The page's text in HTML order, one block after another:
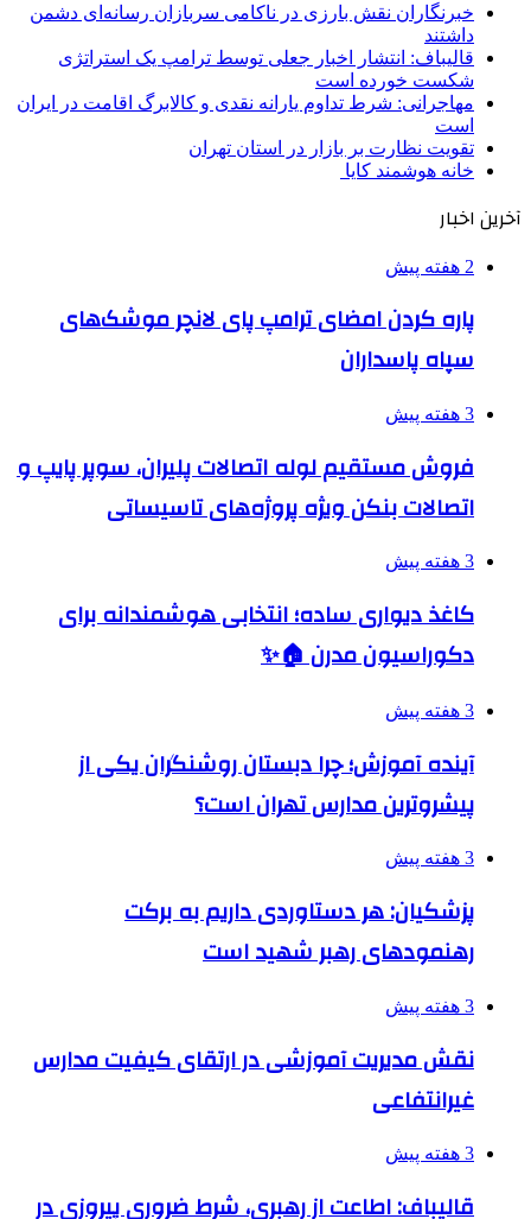
خبرنگاران نقش بارزی در ناکامی سربازان رسانه‌ای دشمن
داشتند
قالیباف: انتشار اخبار جعلی توسط ترامپ یک استراتژی
شکست خورده است
مهاجرانی: شرط تداوم یارانه نقدی و کالابرگ اقامت در ایران
است
تقویت نظارت بر بازار در استان تهران
خانه هوشمند کایا
آخرین اخبار
2 هفته پیش
پاره کردن امضای ترامپ پای لانچر موشک‌های
سپاه پاسداران
3 هفته پیش
فروش مستقیم لوله اتصالات پلیران، سوپر پایپ و
اتصالات بنکن ویژه پروژه‌های تاسیساتی
3 هفته پیش
کاغذ دیواری ساده؛ انتخابی هوشمندانه برای
دکوراسیون مدرن 🏠✨
3 هفته پیش
آینده آموزش؛ چرا دبستان روشنگران یکی از
پیشروترین مدارس تهران است؟
3 هفته پیش
پزشکیان: هر دستاوردی داریم به برکت
رهنمودهای رهبر شهید است
3 هفته پیش
نقش مدیریت آموزشی در ارتقای کیفیت مدارس
غیرانتفاعی
3 هفته پیش
قالیباف: اطاعت از رهبری، شرط ضروری پیروزی در